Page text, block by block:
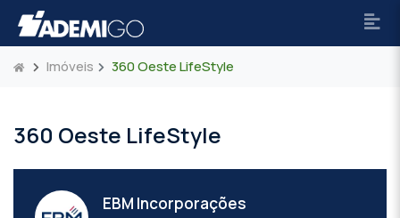
Imóveis 360 Oeste LifeStyle
360 Oeste LifeStyle
EBM Incorporações